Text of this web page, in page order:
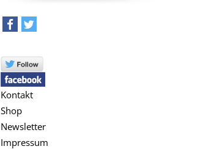
Kontakt
Shop
Newsletter
Impressum